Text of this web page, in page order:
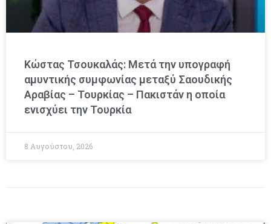
Κώστας Τσουκαλάς: Μετά την υπογραφή
αμυντικής συμφωνίας μεταξύ Σαουδικής
Αραβίας – Τουρκίας – Πακιστάν η οποία
ενισχύει την Τουρκία
8 Αυγούστου, 2026